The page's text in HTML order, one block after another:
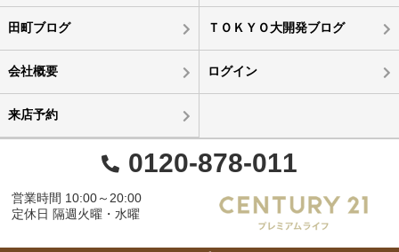
田町ブログ ＴＯＫＹＯ大開発ブログ
会社概要 ログイン
来店予約
0120-878-011
営業時間 10:00～20:00
定休日 隔週火曜・水曜